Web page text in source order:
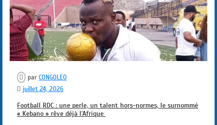
par CONGOLEO
juillet 24, 2026
Football RDC : une perle, un talent hors-normes, le surnommé
« Kebano » rêve déjà l’Afrique